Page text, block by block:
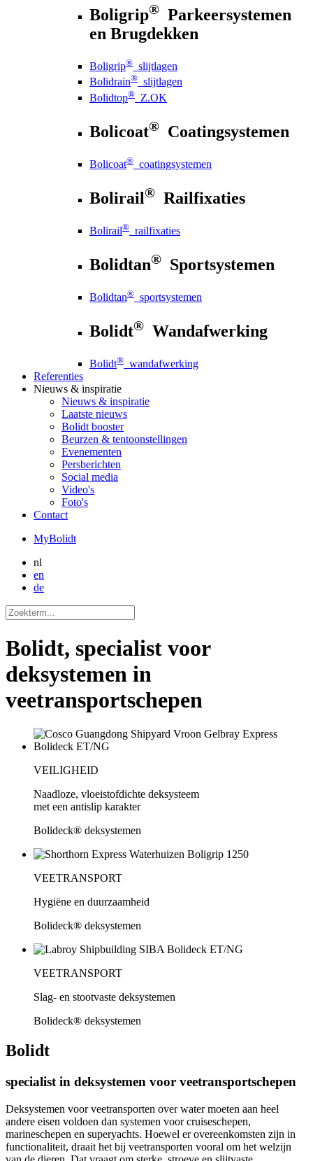
Boligrip® Parkeersystemen
en Brugdekken
Boligrip® slijtlagen
Bolidrain® slijtlagen
Bolidtop® Z.OK
Bolicoat® Coatingsystemen
Bolicoat® coatingsystemen
Bolirail® Railfixaties
Bolirail® railfixaties
Bolidtan® Sportsystemen
Bolidtan® sportsystemen
Bolidt® Wandafwerking
Bolidt® wandafwerking
Referenties
Nieuws & inspiratie
Nieuws & inspiratie
Laatste nieuws
Bolidt booster
Beurzen & tentoonstellingen
Evenementen
Persberichten
Social media
Video's
Foto's
Contact
MyBolidt
nl
en
de
Bolidt, specialist voor
deksystemen in
veetransportschepen
VEILIGHEID
Naadloze, vloeistofdichte deksysteem
met een antislip karakter
Bolideck® deksystemen
VEETRANSPORT
Hygiëne en duurzaamheid
Bolideck® deksystemen
VEETRANSPORT
Slag- en stootvaste deksystemen
Bolideck® deksystemen
Bolidt
specialist in deksystemen voor veetransportschepen
Deksystemen voor veetransporten over water moeten aan heel
andere eisen voldoen dan systemen voor cruiseschepen,
marineschepen en superyachts. Hoewel er overeenkomsten zijn in
functionaliteit, draait het bij veetransporten vooral om het welzijn